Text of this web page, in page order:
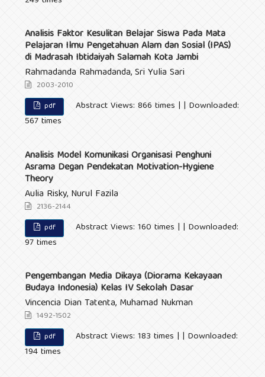
Analisis Faktor Kesulitan Belajar Siswa Pada Mata
Pelajaran Ilmu Pengetahuan Alam dan Sosial (IPAS)
di Madrasah Ibtidaiyah Salamah Kota Jambi
Rahmadanda Rahmadanda, Sri Yulia Sari
2003-2010
pdf
Abstract Views: 866 times | | Downloaded:
567 times
Analisis Model Komunikasi Organisasi Penghuni
Asrama Degan Pendekatan Motivation-Hygiene
Theory
Aulia Risky, Nurul Fazila
2136-2144
pdf
Abstract Views: 160 times | | Downloaded:
97 times
Pengembangan Media Dikaya (Diorama Kekayaan
Budaya Indonesia) Kelas IV Sekolah Dasar
Vincencia Dian Tatenta, Muhamad Nukman
1492-1502
pdf
Abstract Views: 183 times | | Downloaded:
194 times